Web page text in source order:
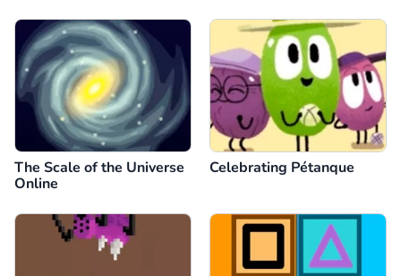
The Scale of the Universe
Online
Celebrating Pétanque